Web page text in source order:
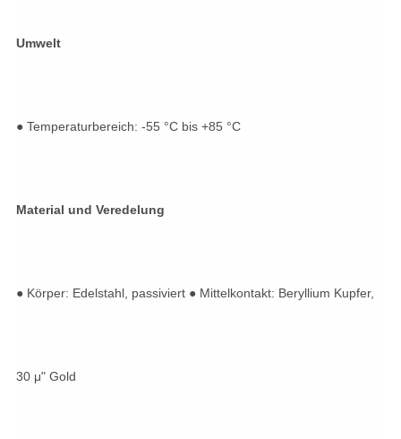
Umwelt
● Temperaturbereich: -55 °C bis +85 °C
Material und Veredelung
● Körper: Edelstahl, passiviert ● Mittelkontakt: Beryllium Kupfer,
30 μ" Gold